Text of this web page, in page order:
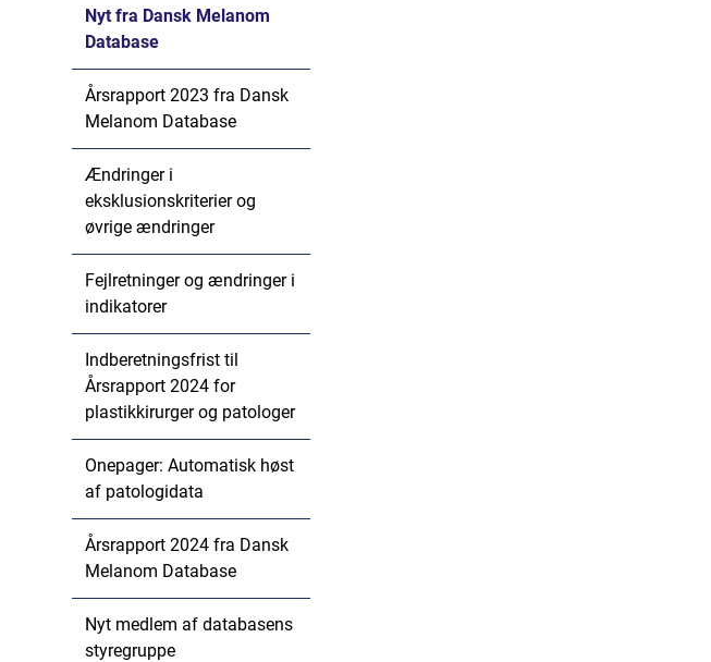
Nyt fra Dansk Melanom
Database
Årsrapport 2023 fra Dansk
Melanom Database
Ændringer i
eksklusionskriterier og
øvrige ændringer
Fejlretninger og ændringer i
indikatorer
Indberetningsfrist til
Årsrapport 2024 for
plastikkirurger og patologer
Onepager: Automatisk høst
af patologidata
Årsrapport 2024 fra Dansk
Melanom Database
Nyt medlem af databasens
styregruppe